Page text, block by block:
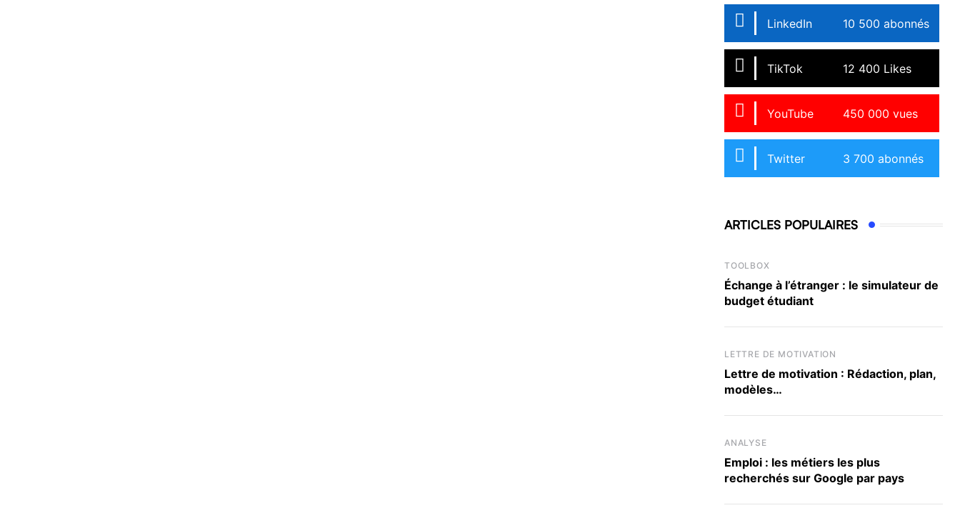
LinkedIn 10 500 abonnés
TikTok 12 400 Likes
YouTube 450 000 vues
Twitter 3 700 abonnés
ARTICLES POPULAIRES
TOOLBOX
Échange à l’étranger : le simulateur de
budget étudiant
LETTRE DE MOTIVATION
Lettre de motivation : Rédaction, plan,
modèles…
ANALYSE
Emploi : les métiers les plus
recherchés sur Google par pays